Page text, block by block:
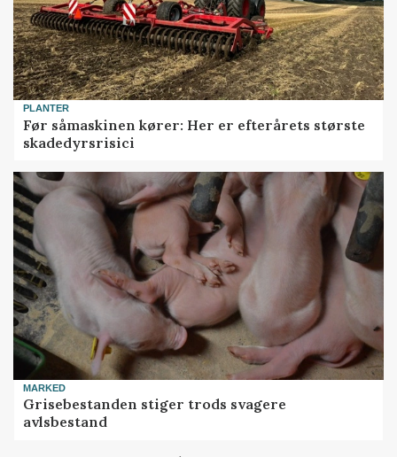
PLANTER
Før såmaskinen kører: Her er efterårets største
skadedyrsrisici
MARKED
Grisebestanden stiger trods svagere
avlsbestand